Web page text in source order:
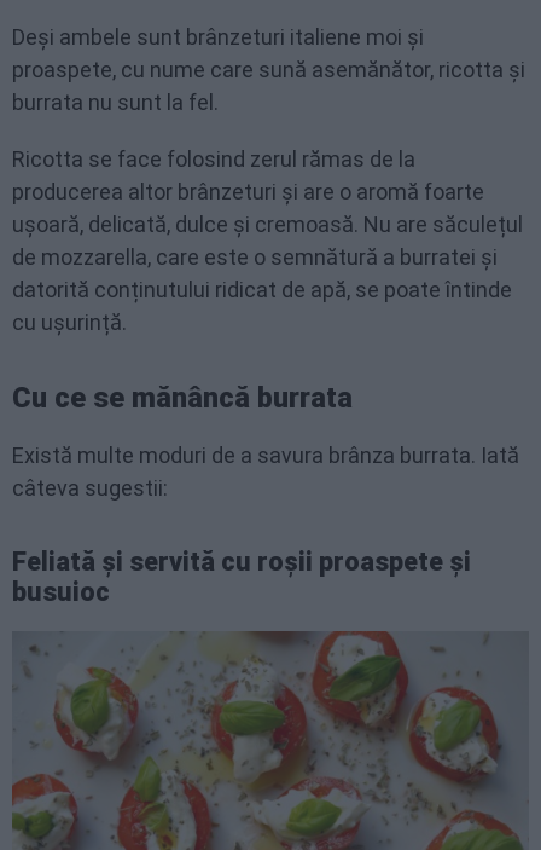
Deși ambele sunt brânzeturi italiene moi și
proaspete, cu nume care sună asemănător, ricotta și
burrata nu sunt la fel.
Ricotta se face folosind zerul rămas de la
producerea altor brânzeturi și are o aromă foarte
ușoară, delicată, dulce și cremoasă. Nu are săculețul
de mozzarella, care este o semnătură a burratei și
datorită conținutului ridicat de apă, se poate întinde
cu ușurință.
Cu ce se mănâncă burrata
Există multe moduri de a savura brânza burrata. Iată
câteva sugestii:
Feliată și servită cu roșii proaspete și
busuioc